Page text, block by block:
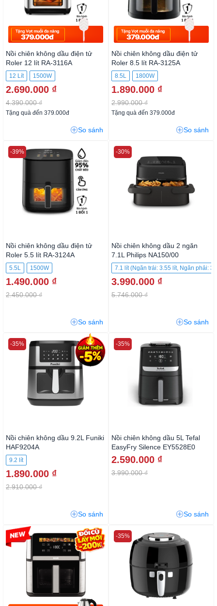
Nồi chiên không dầu điện tử
Roler 12 lít RA-3116A
12 Lít 1500W
2.690.000 ₫
4.390.000 ₫
Tặng quà đến 379.000đ
So sánh
Nồi chiên không dầu điện tử
Roler 8.5 lít RA-3125A
8.5L 1800W
1.890.000 ₫
2.990.000 ₫
Tặng quà đến 379.000đ
So sánh
Nồi chiên không dầu điện tử
Roler 5.5 lít RA-3124A
5.5L 1500W
1.490.000 ₫
2.450.000 ₫
-39%
So sánh
Nồi chiên không dầu 2 ngăn
7.1L Philips NA150/00
7.1 lít (Ngăn trái: 3.55 lít, Ngăn phải:
3.990.000 ₫
5.746.000 ₫
-30%
So sánh
Nồi chiên không dầu 9.2L Funiki
HAF9204A
9.2 lít
1.890.000 ₫
2.910.000 ₫
-35%
So sánh
Nồi chiên không dầu 5L Tefal
EasyFry Silence EY5528E0
2.590.000 ₫
3.990.000 ₫
-35%
So sánh
-29% -35%